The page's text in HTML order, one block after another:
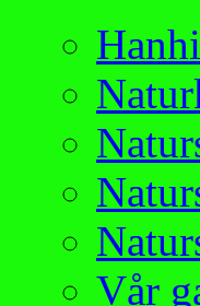
Vår